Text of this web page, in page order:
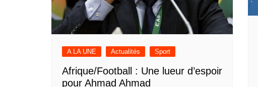
A LA UNE Actualités Sport
Afrique/Football : Une lueur d’espoir
pour Ahmad Ahmad